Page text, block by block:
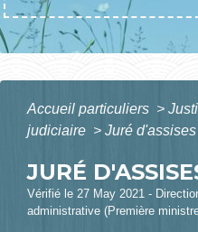
Accueil particuliers >
judiciaire > Juré d'assises
JURÉ
Vérifié le 27 May 2021 -
administrative (Première